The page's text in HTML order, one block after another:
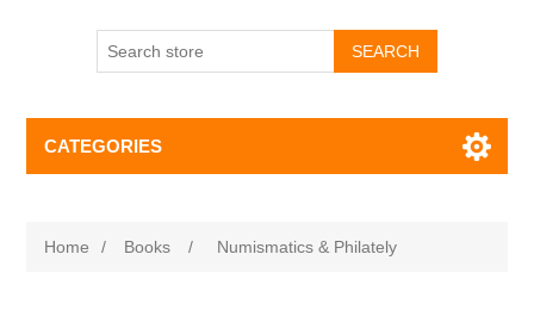
CATEGORIES
Home / Books / Numismatics & Philately